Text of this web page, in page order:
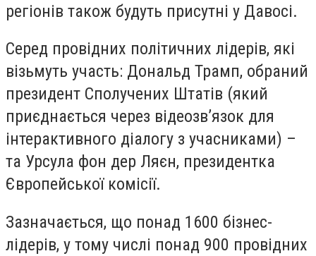
регіонів також будуть присутні у Давосі.
Серед провідних політичних лідерів, які
візьмуть участь: Дональд Трамп, обраний
президент Сполучених Штатів (який
приєднається через відеозв’язок для
інтерактивного діалогу з учасниками) –
та Урсула фон дер Ляєн, президентка
Європейської комісії.
Зазначається, що понад 1600 бізнес-
лідерів, у тому числі понад 900 провідних